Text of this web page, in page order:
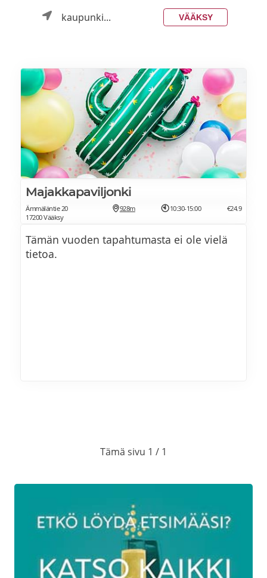
kaupunki... VÄÄKSY
Majakkapaviljonki
Ämmäläntie 20
17200 Vääksy
928m 10:30-15:00 €24.9
Tämän vuoden tapahtumasta ei ole vielä
tietoa.
Tämä sivu 1 / 1